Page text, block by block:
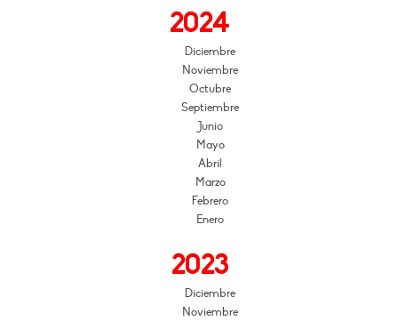
2024
Diciembre
Noviembre
Octubre
Septiembre
Junio
Mayo
Abril
Marzo
Febrero
Enero
2023
Diciembre
Noviembre